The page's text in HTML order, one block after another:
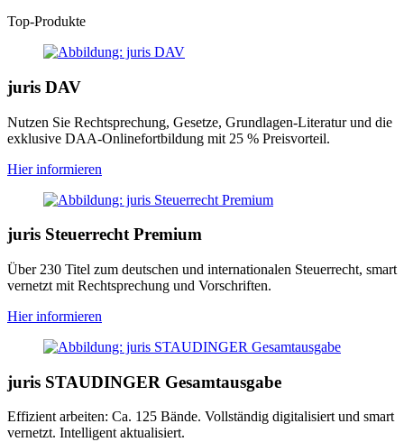
Top-Produkte
juris DAV
Nutzen Sie Rechtsprechung, Gesetze, Grundlagen-Literatur und die
exklusive DAA-Onlinefortbildung mit 25 % Preisvorteil.
Hier informieren
juris Steuerrecht Premium
Über 230 Titel zum deutschen und internationalen Steuerrecht, smart
vernetzt mit Rechtsprechung und Vorschriften.
Hier informieren
juris STAUDINGER Gesamtausgabe
Effizient arbeiten: Ca. 125 Bände. Vollständig digitalisiert und smart
vernetzt. Intelligent aktualisiert.